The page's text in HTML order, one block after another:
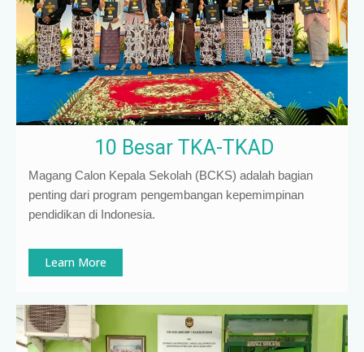
10 Besar TKA-TKAD
Magang Calon Kepala Sekolah (BCKS) adalah bagian
penting dari program pengembangan kepemimpinan
pendidikan di Indonesia.
Learn More